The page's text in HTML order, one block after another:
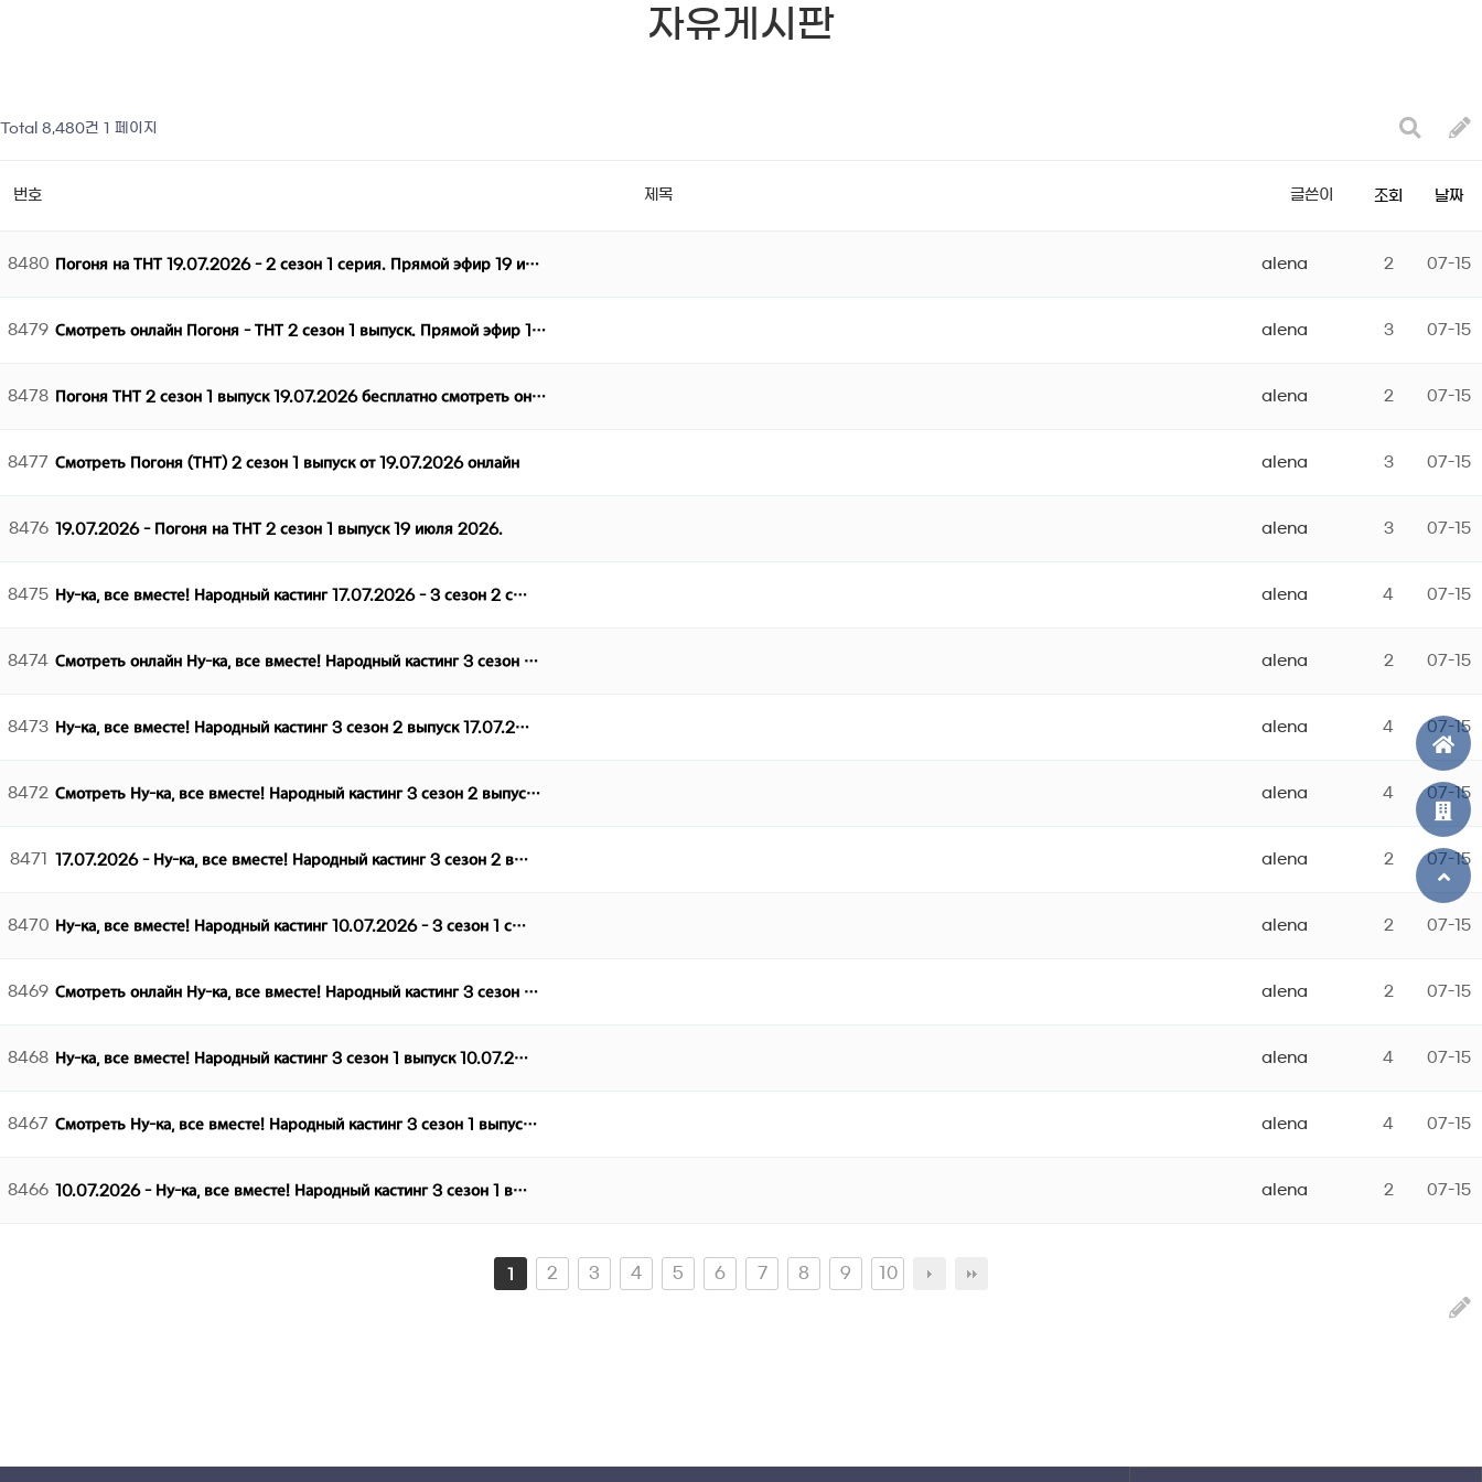
자유게시판
Total 8,480건 1 페이지
번호 제목 글쓴이 조회 날짜
8480 Погоня на ТНТ 19.07.2026 - 2 сезон 1 серия. Прямой эфир 19 и… alena 2 07-15
8479 Смотреть онлайн Погоня - ТНТ 2 сезон 1 выпуск. Прямой эфир 1… alena 3 07-15
8478 Погоня ТНТ 2 сезон 1 выпуск 19.07.2026 бесплатно смотреть он… alena 2 07-15
8477 Смотреть Погоня (ТНТ) 2 сезон 1 выпуск от 19.07.2026 онлайн alena 3 07-15
8476 19.07.2026 - Погоня на ТНТ 2 сезон 1 выпуск 19 июля 2026. alena 3 07-15
8475 Ну-ка, все вместе! Народный кастинг 17.07.2026 - 3 сезон 2 с… alena 4 07-15
8474 Смотреть онлайн Ну-ка, все вместе! Народный кастинг 3 сезон … alena 2 07-15
8473 Ну-ка, все вместе! Народный кастинг 3 сезон 2 выпуск 17.07.2… alena 4 07-15
8472 Смотреть Ну-ка, все вместе! Народный кастинг 3 сезон 2 выпус… alena 4 07-15
8471 17.07.2026 - Ну-ка, все вместе! Народный кастинг 3 сезон 2 в… alena 2 07-15
8470 Ну-ка, все вместе! Народный кастинг 10.07.2026 - 3 сезон 1 с… alena 2 07-15
8469 Смотреть онлайн Ну-ка, все вместе! Народный кастинг 3 сезон … alena 2 07-15
8468 Ну-ка, все вместе! Народный кастинг 3 сезон 1 выпуск 10.07.2… alena 4 07-15
8467 Смотреть Ну-ка, все вместе! Народный кастинг 3 сезон 1 выпус… alena 4 07-15
8466 10.07.2026 - Ну-ка, все вместе! Народный кастинг 3 сезон 1 в… alena 2 07-15
2 3 4 5 6 7 8 9 10